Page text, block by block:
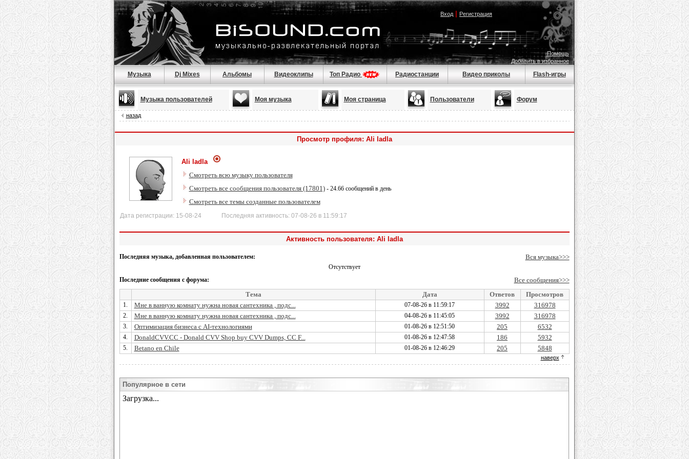
Вход| Регистрация
Помощь
Добавить в избранное
Музыка Dj Mixes Альбомы Видеоклипы Топ Радио Радиостанции Видео приколы Flash-игры
Музыка пользователей Моя музыка Моя страница Пользователи Форум
назад
Просмотр профиля: Ali ladla
Ali ladla
Смотреть всю музыку пользователя
Смотреть все сообщения пользователя (17801)- 24.66 сообщений в день
Смотреть все темы созданные пользователем
Дата регистрации: 15-08-24 Последняя активность: 07-08-26 в 11:59:17
Активность пользователя: Ali ladla
Последняя музыка, добавленная пользователем: Вся музыка>>>
Отсутствует
Последние сообщения с форума:
Все сообщения>>>
Тема
Дата Ответов Просмотров
1. Мне в ванную комнату нужна новая сантехника , подс... 07-08-26 в 11:59:17 3992 316978
2. Мне в ванную комнату нужна новая сантехника , подс... 04-08-26 в 11:45:05 3992 316978
3. Оптимизация бизнеса с AI-технологиями 01-08-26 в 12:51:50 205 6532
4. DonaldCVV.CC - Donald CVV Shop buy CVV Dumps, CC F... 01-08-26 в 12:47:58 186 5932
5. Betano en Chile 01-08-26 в 12:46:29 205 5848
наверх
Популярное в сети